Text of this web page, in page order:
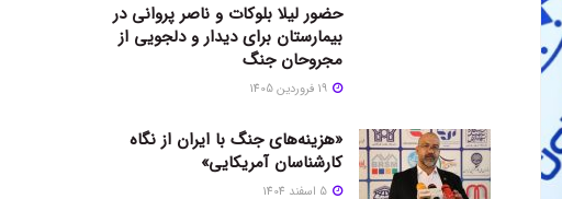
حضور لیلا بلوکات و ناصر پروانی در
بیمارستان برای دیدار و دلجویی از
مجروحان جنگ
«هزینه‌های جنگ با ایران از نگاه
کارشناسان آمریکایی»